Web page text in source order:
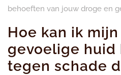
behoeften van jouw droge en
Hoe kan ik
gevoelige huid
tegen schade